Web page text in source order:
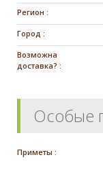
Регион :
Город :
Возможна
доставка? :
Особые
Приметы :